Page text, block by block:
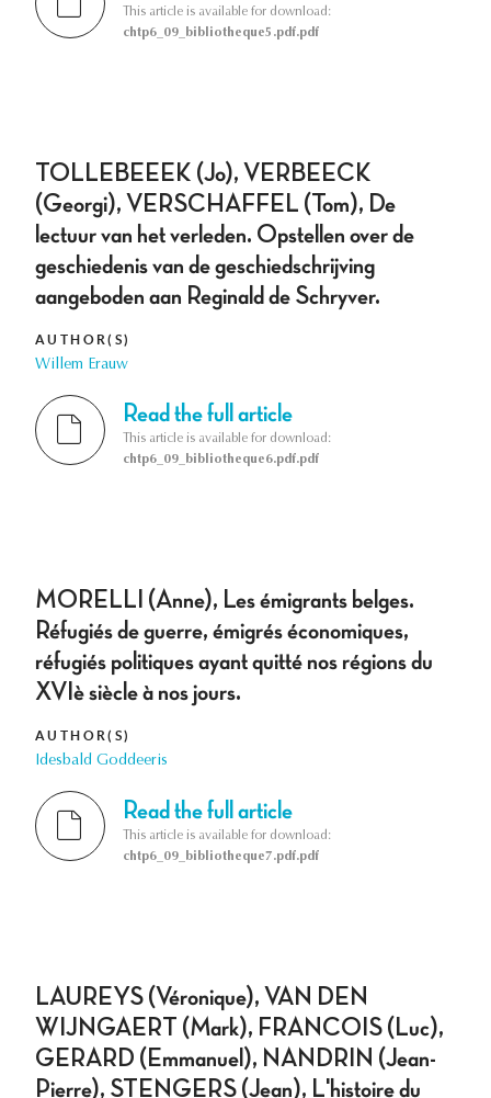
This article is available for download:
chtp6_09_bibliotheque5.pdf.pdf
TOLLEBEEEK (Jo), VERBEECK
(Georgi), VERSCHAFFEL (Tom), De
lectuur van het verleden. Opstellen over de
geschiedenis van de geschiedschrijving
aangeboden aan Reginald de Schryver.
AUTHOR(S)
Willem Erauw
Read the full article
This article is available for download:
chtp6_09_bibliotheque6.pdf.pdf
MORELLI (Anne), Les émigrants belges.
Réfugiés de guerre, émigrés économiques,
réfugiés politiques ayant quitté nos régions du
XVIè siècle à nos jours.
AUTHOR(S)
Idesbald Goddeeris
Read the full article
This article is available for download:
chtp6_09_bibliotheque7.pdf.pdf
LAUREYS (Véronique), VAN DEN
WIJNGAERT (Mark), FRANCOIS (Luc),
GERARD (Emmanuel), NANDRIN (Jean-
Pierre), STENGERS (Jean), L'histoire du